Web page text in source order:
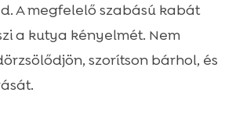
A megfelelő szabású kabát
a kutya kényelmét. Nem
szorítson bárhol, és